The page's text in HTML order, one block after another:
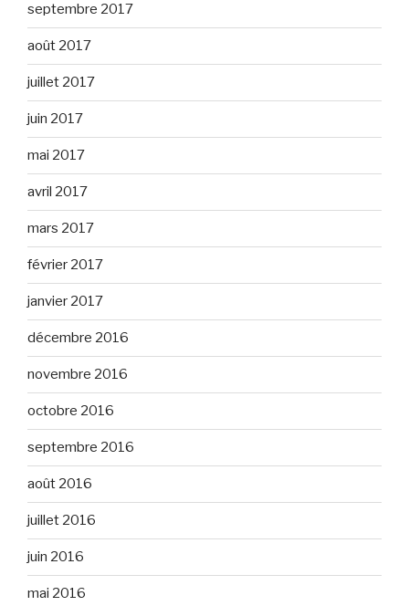
septembre 2017
août 2017
juillet 2017
juin 2017
mai 2017
avril 2017
mars 2017
février 2017
janvier 2017
décembre 2016
novembre 2016
octobre 2016
septembre 2016
août 2016
juillet 2016
juin 2016
mai 2016